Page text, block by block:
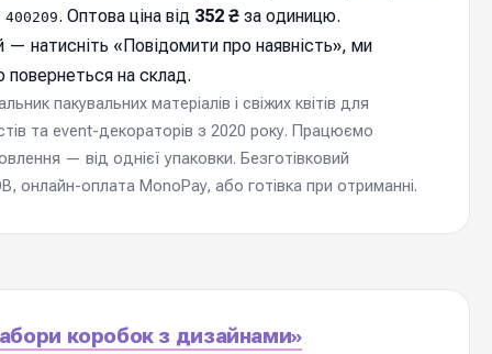
400209. Оптова ціна від 352 ₴ за одиницю.
— натисніть «Повідомити про наявність», ми
на склад.
пакувальних матеріалів і свіжих квітів для
та event-декораторів з 2020 року. Працюємо
— від однієї упаковки. Безготівковий
онлайн-оплата MonoPay, або готівка при отриманні.
коробок з дизайнами»